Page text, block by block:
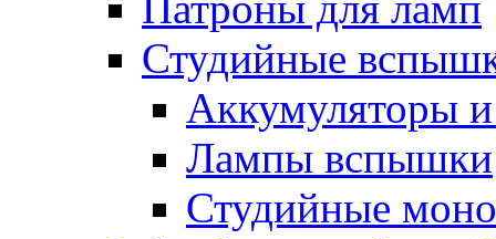
Студийные
Аккумуляторы
Лампы вспышки
Студийные